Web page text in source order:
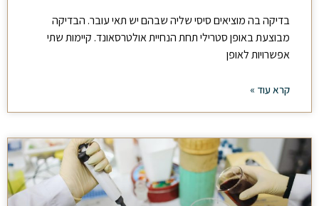
בדיקה בה מוציאים סיסי שליה שבהם יש תאי עובר. הבדיקה
מבוצעת באופן סטרילי תחת הנחיית אולטרסאונד. קיימות שתי
אפשרויות לאופן
קרא עוד »